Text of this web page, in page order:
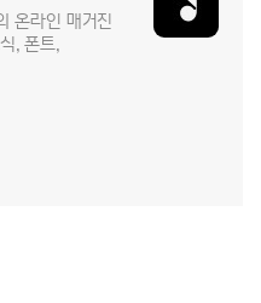
온라인 매거진
, 폰트,